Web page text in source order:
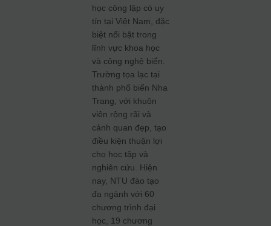
học công lập có uy
tín tại Việt Nam, đặc
biệt nổi bật trong
lĩnh vực khoa học
và công nghệ biển.
Trường tọa lạc tại
thành phố biển Nha
Trang, với khuôn
viên rộng rãi và
cảnh quan đẹp, tạo
điều kiện thuận lợi
cho học tập và
nghiên cứu. Hiện
nay, NTU đào tạo
đa ngành với 60
chương trình đại
học, 19 chương